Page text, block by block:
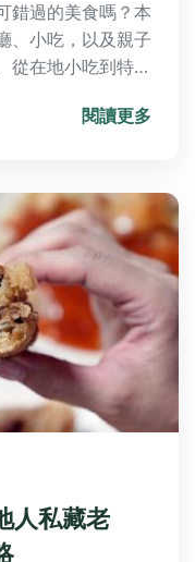
錯過的美食嗎？本
、小吃，以及親子
從在地小吃到特色
閱讀更多
人私藏老